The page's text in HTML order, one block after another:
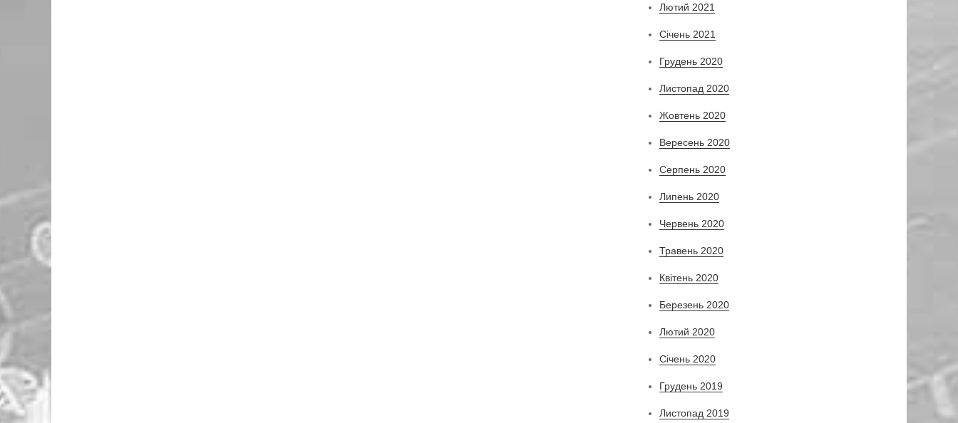
Лютий 2021
Січень 2021
Грудень 2020
Листопад 2020
Жовтень 2020
Вересень 2020
Серпень 2020
Липень 2020
Червень 2020
Травень 2020
Квітень 2020
Березень 2020
Лютий 2020
Січень 2020
Грудень 2019
Листопад 2019